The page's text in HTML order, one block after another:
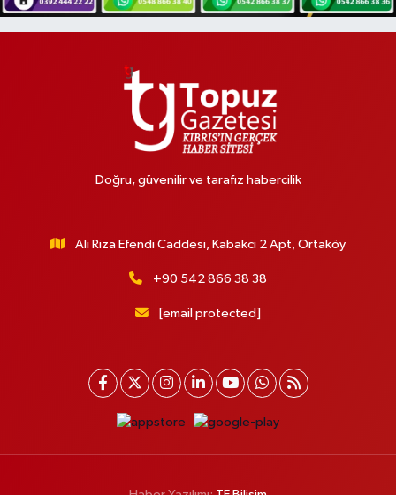
Doğru, güvenilir ve tarafız habercilik
Ali Riza Efendi Caddesi, Kabakci 2 Apt, Ortaköy
+90 542 866 38 38
[email protected]